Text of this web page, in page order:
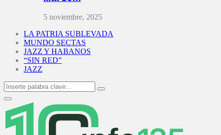
5 noviembre, 2025
LA PATRIA SUBLEVADA
MUNDO SECTAS
JAZZ Y HABANOS
“SIN RED”
JAZZ
Search
for:
Search
Primary
Menu